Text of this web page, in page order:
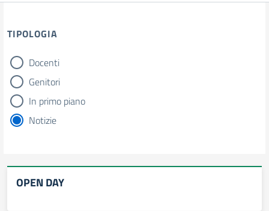
TIPOLOGIA
tipologia di articoli
Docenti
Genitori
In primo piano
Notizie
OPEN DAY